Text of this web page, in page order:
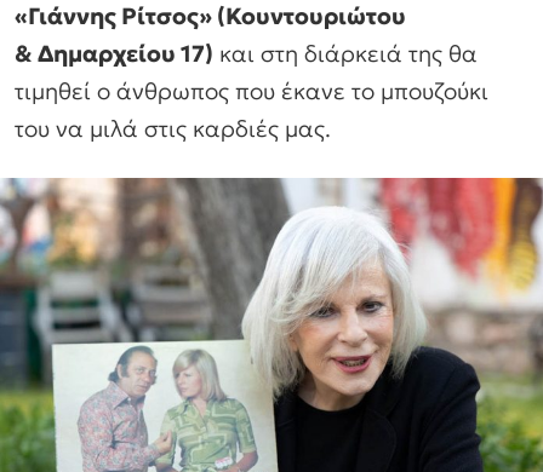
«Γιάννης Ρίτσος» (Κουντουριώτου
& Δημαρχείου 17) και στη διάρκειά της θα
τιμηθεί ο άνθρωπος που έκανε το μπουζούκι
του να μιλά στις καρδιές μας.